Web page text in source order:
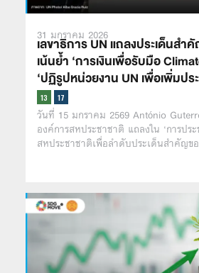
31 มกราคม 2026
เลขาธิการ UN แถลงประเด็นส
เน้นย้ำ ‘การเงินเพื่อรับมือ
‘ปฏิรูปหน่วยงาน UN เพื่อเพิ่มปร
วันที่ 15 มกราคม 2569 António
องค์การสหประชาชาติ แถลงใน ‘การป
สหประชาชาติเพื่อลำดับประเด็นสำคัญ